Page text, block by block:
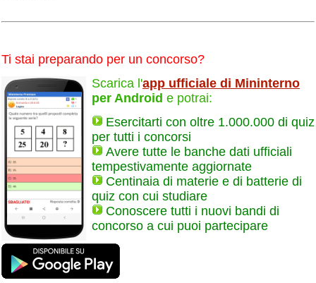
Ti stai preparando per un concorso?
Scarica l'app ufficiale di Mininterno
per Android e potrai:
Esercitarti con oltre 1.000.000 di quiz
per tutti i concorsi
Avere tutte le banche dati ufficiali
tempestivamente aggiornate
Centinaia di materie e di batterie di
quiz con cui studiare
Conoscere tutti i nuovi bandi di
concorso a cui puoi partecipare